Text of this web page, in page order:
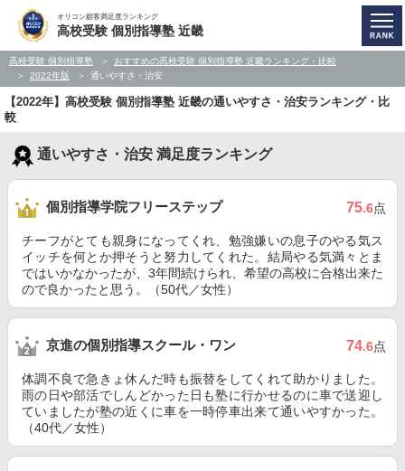
オリコン顧客満足度ランキング
高校受験 個別指導塾 近畿
高校受験 個別指導塾
おすすめの高校受験 個別指導塾 近畿ランキング・比較
2022年版
通いやすさ・治安
【2022年】高校受験 個別指導塾 近畿の通いやすさ・治安ランキング・比
較
通いやすさ・治安 満足度ランキング
個別指導学院フリーステップ 75.6点
チーフがとても親身になってくれ、勉強嫌いの息子のやる気ス
イッチを何とか押そうと努力してくれた。結局やる気満々とま
ではいかなかったが、3年間続けられ、希望の高校に合格出来た
ので良かったと思う。（50代／女性）
京進の個別指導スクール・ワン 74.6点
体調不良で急きょ休んだ時も振替をしてくれて助かりました。
雨の日や部活でしんどかった日も塾に行かせるのに車で送迎し
ていましたが塾の近くに車を一時停車出来て通いやすかった。
（40代／女性）